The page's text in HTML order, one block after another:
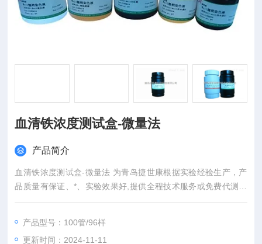
血清铁浓度测试盒-微量法
产品简介
血清铁浓度测试盒-微量法 为青岛捷世康根据实验经验生产，产
品质量有保证、*、实验效果好,提供全程技术服务或免费代测服
务（山东省内可上门取样）产品具有灵敏度高，快速,准确,操作
产品型号：100管/96样
更新时间：2024-11-11